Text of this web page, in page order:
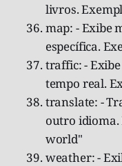
livros.
map: - Exibe
específica.
traffic: -
tempo real.
translate: -
outro
world"
weather: -